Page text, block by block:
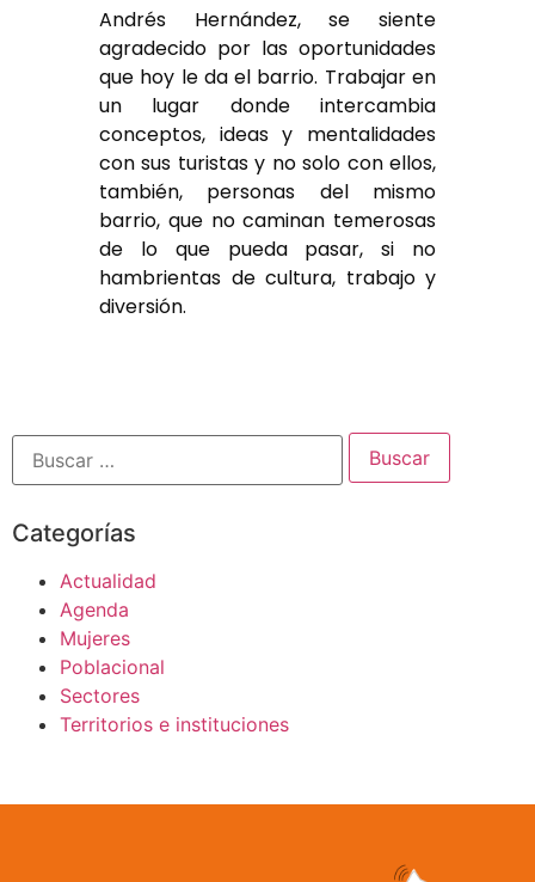
Andrés Hernández, se siente
agradecido por las oportunidades
que hoy le da el barrio. Trabajar en
un lugar donde intercambia
conceptos, ideas y mentalidades
con sus turistas y no solo con ellos,
también, personas del mismo
barrio, que no caminan temerosas
de lo que pueda pasar, si no
hambrientas de cultura, trabajo y
diversión.
Categorías
Actualidad
Agenda
Mujeres
Poblacional
Sectores
Territorios e instituciones